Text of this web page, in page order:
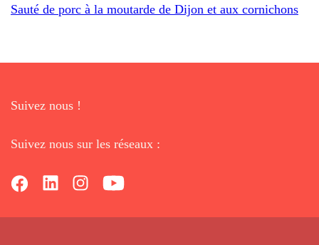
Sauté de porc à la moutarde de Dijon et aux cornichons
Suivez nous !
Suivez nous sur les réseaux :